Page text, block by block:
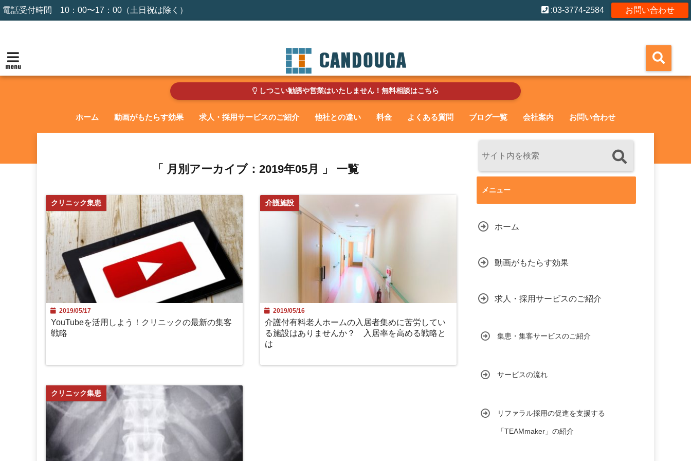
電話受付時間 10：00〜17：00（土日祝は除く） お問い合わせ
:03-3774-2584
menu
しつこい勧誘や営業はいたしません！無料相談はこちら
ホーム 動画がもたらす効果 求人・採用サービスのご紹介 他社との違い 料金 よくある質問 ブログ一覧 会社案内 お問い合わせ
「 月別アーカイブ：2019年05月 」 一覧
クリニック集患
2019/05/17
YouTubeを活用しよう！クリニックの最新の集客
戦略
介護施設
2019/05/16
介護付有料老人ホームの入居者集めに苦労してい
る施設はありませんか？ 入居率を高める戦略と
は
クリニック集患
メニュー
ホーム
動画がもたらす効果
求人・採用サービスのご紹介
集患・集客サービスのご紹介
サービスの流れ
リファラル採用の促進を支援する
「TEAMmaker」の紹介